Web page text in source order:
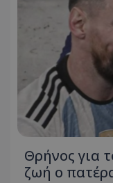
Θρήνος για
ζωή ο